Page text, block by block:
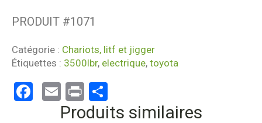
PRODUIT #1071
Catégorie : Chariots, litf et jigger
Étiquettes : 3500lbr, electrique, toyota
Facebook
Email
Print
Produits similaires